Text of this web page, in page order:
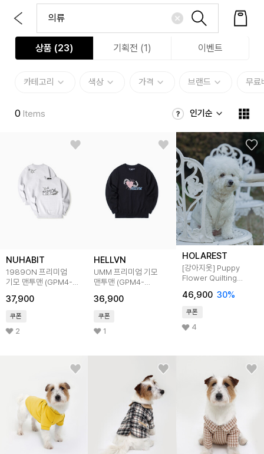
상품 (23) 기획전 (1) 이벤트
카테고리 색상 가격 브랜드 무료
0 Items 인기순
NUHABIT
1989ON 프리미엄
기모 맨투맨 (GPM4-
37,900
쿠폰
2
HELLVN
UMM 프리미엄 기모
맨투맨 (GPM4-
36,900
쿠폰
1
HOLAREST
[강아지옷] Puppy
Flower Quilting
46,900 30%
쿠폰
4